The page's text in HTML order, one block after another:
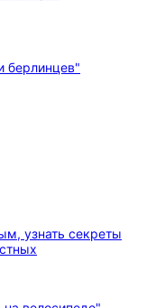
узнать секреты